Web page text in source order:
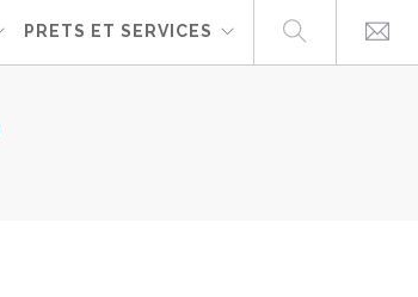
PRETS ET SERVICES